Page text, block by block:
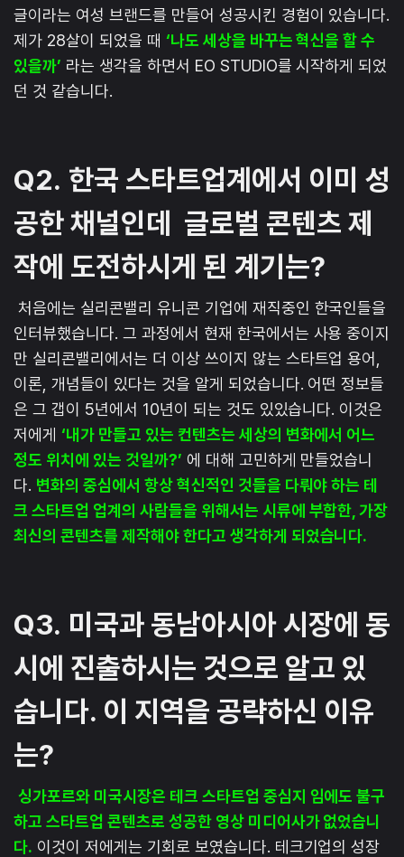
글이라는 여성 브랜드를 만들어 성공시킨 경험이 있습니다.
제가 28살이 되었을 때 ‘나도 세상을 바꾸는 혁신을 할 수
있을까’ 라는 생각을 하면서 EO STUDIO를 시작하게 되었
던 것 같습니다.
Q2. 한국 스타트업계에서 이미 성
공한 채널인데 글로벌 콘텐츠 제
작에 도전하시게 된 계기는?
처음에는 실리콘밸리 유니콘 기업에 재직중인 한국인들을
인터뷰했습니다. 그 과정에서 현재 한국에서는 사용 중이지
만 실리콘밸리에서는 더 이상 쓰이지 않는 스타트업 용어,
이론, 개념들이 있다는 것을 알게 되었습니다. 어떤 정보들
은 그 갭이 5년에서 10년이 되는 것도 있있습니다. 이것은
저에게 ‘내가 만들고 있는 컨텐츠는 세상의 변화에서 어느
정도 위치에 있는 것일까?’ 에 대해 고민하게 만들었습니
다. 변화의 중심에서 항상 혁신적인 것들을 다뤄야 하는 테
크 스타트업 업계의 사람들을 위해서는 시류에 부합한, 가장
최신의 콘텐츠를 제작해야 한다고 생각하게 되었습니다.
Q3. 미국과 동남아시아 시장에 동
시에 진출하시는 것으로 알고 있
습니다. 이 지역을 공략하신 이유
는?
싱가포르와 미국시장은 테크 스타트업 중심지 임에도 불구
하고 스타트업 콘텐츠로 성공한 영상 미디어사가 없었습니
다. 이것이 저에게는 기회로 보였습니다. 테크기업의 성장